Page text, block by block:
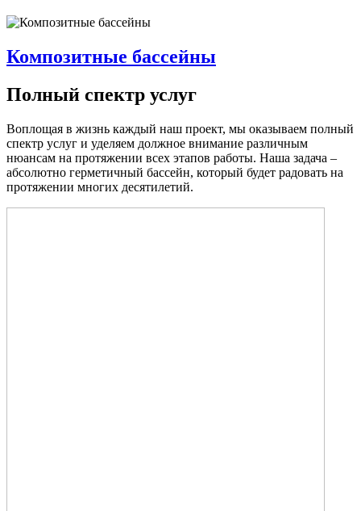
Композитные бассейны
Полный спектр услуг
Воплощая в жизнь каждый наш проект, мы оказываем полный
спектр услуг и уделяем должное внимание различным
нюансам на протяжении всех этапов работы. Наша задача –
абсолютно герметичный бассейн, который будет радовать на
протяжении многих десятилетий.